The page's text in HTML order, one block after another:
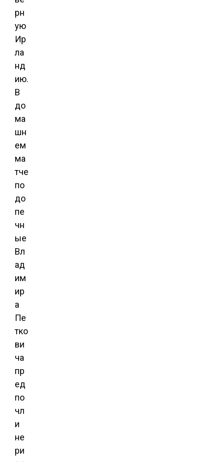
рн
ую
Ир
ла
нд
ию.
В
до
ма
шн
ем
ма
тче
по
до
пе
чн
ые
Вл
ад
им
ир
а
Пе
тко
ви
ча
пр
ед
по
чл
и
не
ри